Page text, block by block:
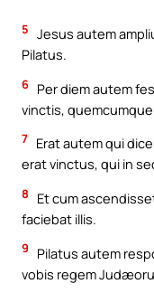
5 Jesus autem
Pilatus.
6 Per diem autem
vinctis,
7 Erat autem qui
erat vinctus, qui in
8
Et cum
faciebat illis.
9
Pilatus autem
vobis regem